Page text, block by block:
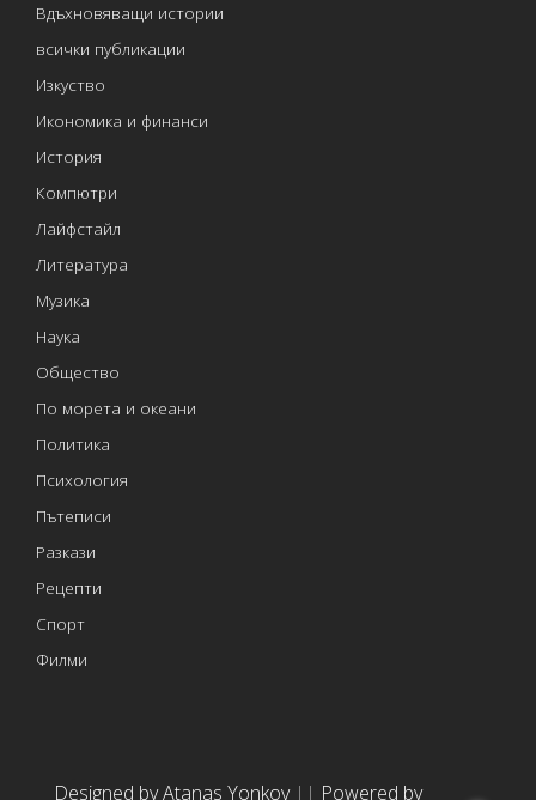
Вдъхновяващи истории
всички публикации
Изкуство
Икономика и финанси
История
Компютри
Лайфстайл
Литература
Музика
Наука
Общество
По морета и океани
Политика
Психология
Пътеписи
Разкази
Рецепти
Спорт
Филми
Designed by Atanas Yonkov || Powered by